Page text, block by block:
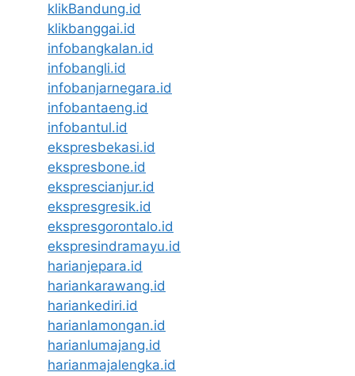
klikBandung.id
klikbanggai.id
infobangkalan.id
infobangli.id
infobanjarnegara.id
infobantaeng.id
infobantul.id
ekspresbekasi.id
ekspresbone.id
eksprescianjur.id
ekspresgresik.id
ekspresgorontalo.id
ekspresindramayu.id
harianjepara.id
hariankarawang.id
hariankediri.id
harianlamongan.id
harianlumajang.id
harianmajalengka.id